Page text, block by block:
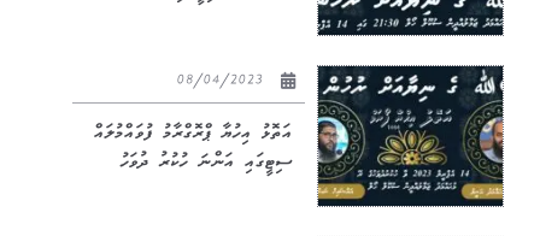
އަތޮޅު އިހުޔާ ޕްރޮގްރާމު ފުވައްމުލައް
ސިޓީގައި އަންނަ ހުކުރު ދުވަހު